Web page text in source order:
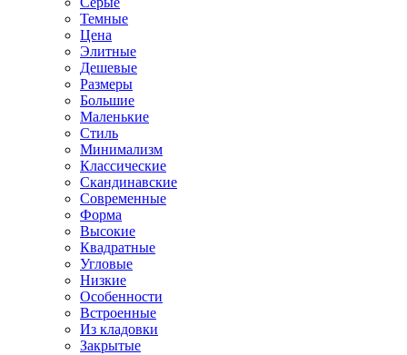
Темные
Цена
Элитные
Дешевые
Размеры
Большие
Маленькие
Стиль
Минимализм
Классические
Скандинавские
Современные
Форма
Высокие
Квадратные
Угловые
Низкие
Особенности
Встроенные
Из кладовки
Закрытые